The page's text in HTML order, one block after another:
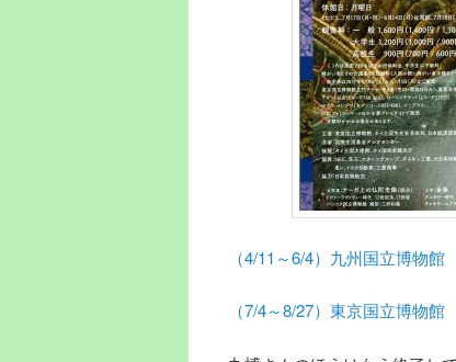
（4/11～6/4）九州国立博物館
（7/4～8/27）東京国立博物館